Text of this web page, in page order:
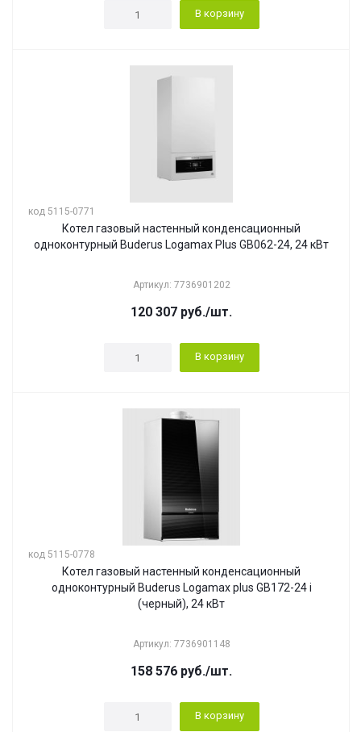
В корзину
код 5115-0771
Котел газовый настенный конденсационный
одноконтурный Buderus Logamax Plus GB062-24, 24 кВт
Артикул: 7736901202
120 307 руб./шт.
В корзину
код 5115-0778
Котел газовый настенный конденсационный
одноконтурный Buderus Logamax plus GB172-24 i
(черный), 24 кВт
Артикул: 7736901148
158 576 руб./шт.
В корзину